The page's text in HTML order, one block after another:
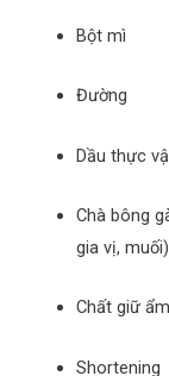
Bột mì
Đường
Dầu thực
Chà bông
gia vị,
Chất giữ
Shortening